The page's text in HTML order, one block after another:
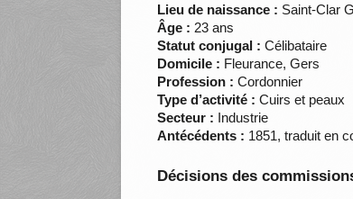
Lieu de naissance : Saint-Clar
Âge : 23 ans
Statut conjugal : Célibataire
Domicile : Fleurance, Gers
Profession : Cordonnier
Type d’activité : Cuirs et peaux
Secteur : Industrie
Antécédents : 1851, traduit en
Décisions des